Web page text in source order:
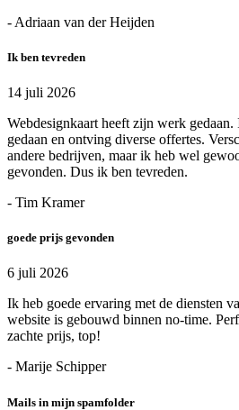
- Adriaan van der Heijden
Ik ben tevreden
14 juli 2026
Webdesignkaart heeft zijn werk gedaan.
gedaan en ontving diverse offertes.
andere bedrijven, maar ik heb wel
gevonden. Dus ik ben tevreden.
- Tim Kramer
goede prijs gevonden
6 juli 2026
Ik heb goede ervaring met de diensten
website is gebouwd binnen no-time.
zachte prijs, top!
- Marije Schipper
Mails in mijn spamfolder